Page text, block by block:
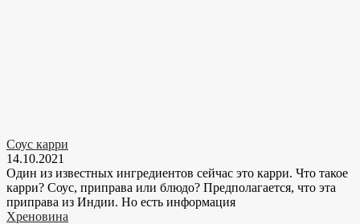
Соус карри
14.10.2021
Один из известных ингредиентов сейчас это карри. Что такое
карри? Соус, приправа или блюдо? Предполагается, что эта
приправа из Индии. Но есть информация
Хреновина